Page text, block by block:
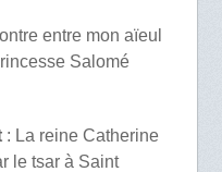
entre mon aïeul
Salomé
: La reine Catherine
le tsar à Saint